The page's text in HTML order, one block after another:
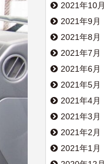
2021年10月
2021年9月
2021年8月
2021年7月
2021年6月
2021年5月
2021年4月
2021年3月
2021年2月
2021年1月